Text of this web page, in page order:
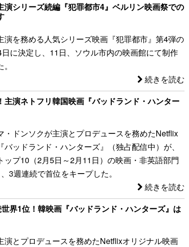
演シリーズ続編『犯罪都市4』ベルリン映画祭での
演を務める人気シリーズ映画『犯罪都市』第4弾の
に決定し、11日、ソウル市内の映画館にて制作
続きを読む
主演ネトフリ韓国映画『バッドランド・ハンター
・ドンソクが主演とプロデュースを務めたNetflix
ッドランド・ハンターズ』（独占配信中）が、
ップ10（2月5日～2月11日）の映画・非英語部門
3週連続で首位をキープした。
続きを読む
界1位！韓映画『バッドランド・ハンターズ』は
演とプロデュースを務めたNetflixオリジナル映画